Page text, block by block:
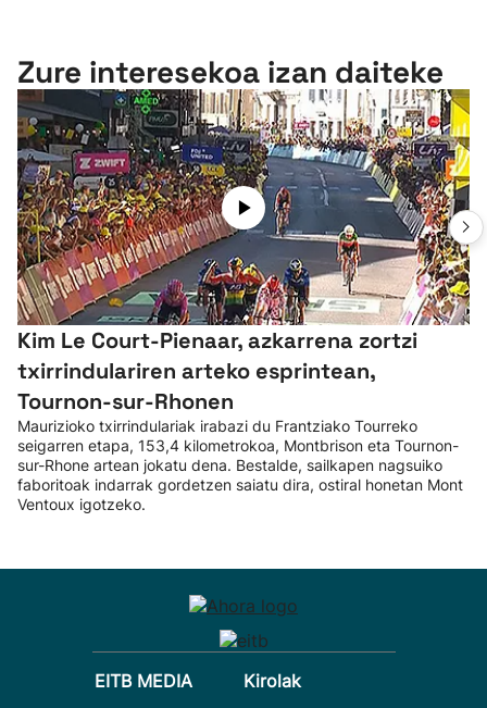
Zure interesekoa izan daiteke
Kim Le Court-Pienaar, azkarrena zortzi
txirrindulariren arteko esprintean,
Tournon-sur-Rhonen
Maurizioko txirrindulariak irabazi du Frantziako Tourreko
seigarren etapa, 153,4 kilometrokoa, Montbrison eta Tournon-
sur-Rhone artean jokatu dena. Bestalde, sailkapen nagsuiko
faboritoak indarrak gordetzen saiatu dira, ostiral honetan Mont
Ventoux igotzeko.
EITB MEDIA
Kirolak